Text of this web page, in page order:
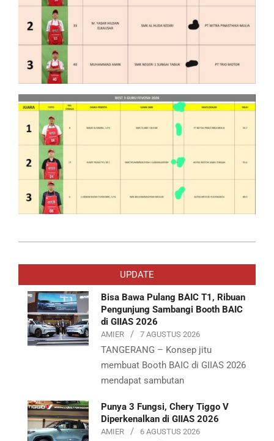
02-
UPDATE
Bisa Bawa Pulang BAIC T1, Ribuan
Pengunjung Sambangi Booth BAIC
di GIIAS 2026
AMIER 7 AGUSTUS 2026
TANGERANG – Konsep jitu
membuat Booth BAIC di GIIAS 2026
mendapat sambutan
Punya 3 Fungsi, Chery Tiggo V
Diperkenalkan di GIIAS 2026
AMIER 6 AGUSTUS 2026